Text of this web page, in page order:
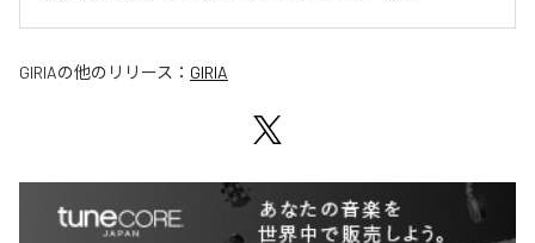
GIRIAの他のリリース： GIRIA